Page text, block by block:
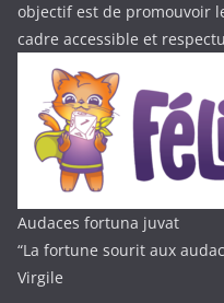
objectif est de promouvoir
cadre accessible et
Audaces fortuna juvat
“La fortune sourit aux
Virgile